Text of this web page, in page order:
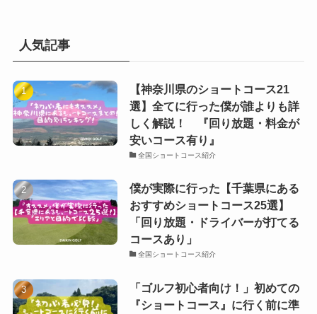
人気記事
【神奈川県のショートコース21
選】全てに行った僕が誰よりも詳
しく解説！ 『回り放題・料金が
安いコース有り』
全国ショートコース紹介
僕が実際に行った【千葉県にある
おすすめショートコース25選】
「回り放題・ドライバーが打てる
コースあり」
全国ショートコース紹介
「ゴルフ初心者向け！」初めての
『ショートコース』に行く前に準